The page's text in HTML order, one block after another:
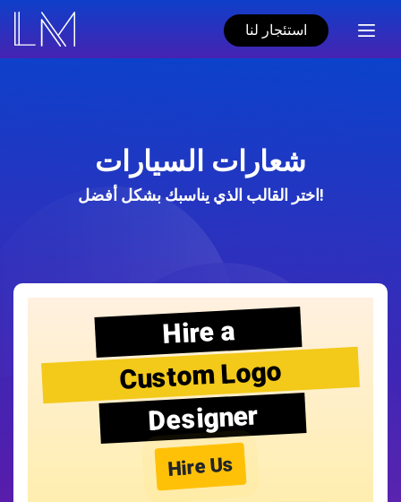
استئجار لنا
شعارات السيارات
اختر القالب الذي يناسبك بشكل أفضل!
Hire a
Custom Logo
Designer
Hire Us